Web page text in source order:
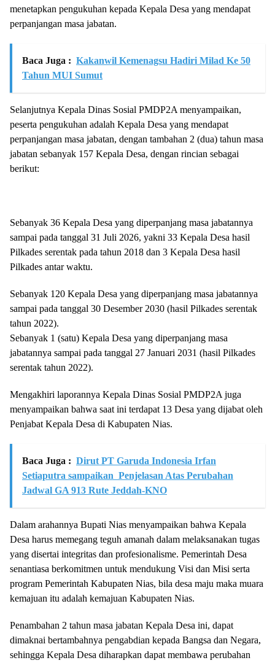
menetapkan pengukuhan kepada Kepala Desa yang mendapat
perpanjangan masa jabatan.
Baca Juga : Kakanwil Kemenagsu Hadiri Milad Ke 50
Tahun MUI Sumut
Selanjutnya Kepala Dinas Sosial PMDP2A menyampaikan,
peserta pengukuhan adalah Kepala Desa yang mendapat
perpanjangan masa jabatan, dengan tambahan 2 (dua) tahun masa
jabatan sebanyak 157 Kepala Desa, dengan rincian sebagai
berikut:
Sebanyak 36 Kepala Desa yang diperpanjang masa jabatannya
sampai pada tanggal 31 Juli 2026, yakni 33 Kepala Desa hasil
Pilkades serentak pada tahun 2018 dan 3 Kepala Desa hasil
Pilkades antar waktu.
Sebanyak 120 Kepala Desa yang diperpanjang masa jabatannya
sampai pada tanggal 30 Desember 2030 (hasil Pilkades serentak
tahun 2022).
Sebanyak 1 (satu) Kepala Desa yang diperpanjang masa
jabatannya sampai pada tanggal 27 Januari 2031 (hasil Pilkades
serentak tahun 2022).
Mengakhiri laporannya Kepala Dinas Sosial PMDP2A juga
menyampaikan bahwa saat ini terdapat 13 Desa yang dijabat oleh
Penjabat Kepala Desa di Kabupaten Nias.
Baca Juga : Dirut PT Garuda Indonesia Irfan
Setiaputra sampaikan Penjelasan Atas Perubahan
Jadwal GA 913 Rute Jeddah-KNO
Dalam arahannya Bupati Nias menyampaikan bahwa Kepala
Desa harus memegang teguh amanah dalam melaksanakan tugas
yang disertai integritas dan profesionalisme. Pemerintah Desa
senantiasa berkomitmen untuk mendukung Visi dan Misi serta
program Pemerintah Kabupaten Nias, bila desa maju maka muara
kemajuan itu adalah kemajuan Kabupaten Nias.
Penambahan 2 tahun masa jabatan Kepala Desa ini, dapat
dimaknai bertambahnya pengabdian kepada Bangsa dan Negara,
sehingga Kepala Desa diharapkan dapat membawa perubahan